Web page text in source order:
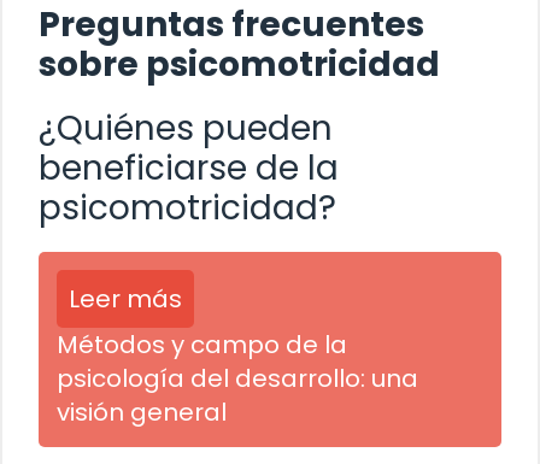
Preguntas frecuentes
sobre psicomotricidad
¿Quiénes pueden
beneficiarse de la
psicomotricidad?
Leer más
Métodos y campo de la
psicología del desarrollo: una
visión general